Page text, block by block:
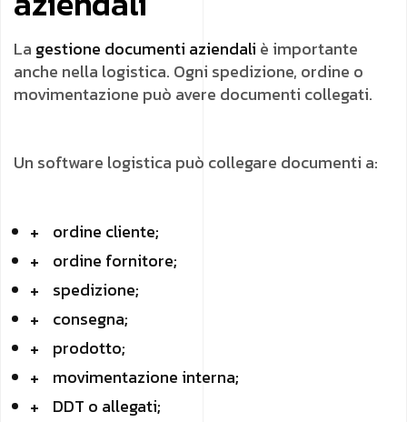
La gestione documenti aziendali è importante
anche nella logistica. Ogni spedizione, ordine o
movimentazione può avere documenti collegati.
Un software logistica può collegare documenti a:
ordine cliente;
ordine fornitore;
spedizione;
consegna;
prodotto;
movimentazione interna;
DDT o allegati;